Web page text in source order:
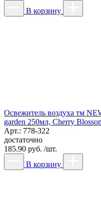
В корзину
Освежитель воздуха тм
garden 250мл, Cherry
Арт.: 778-322
достаточно
185.90 руб. /шт.
В корзину